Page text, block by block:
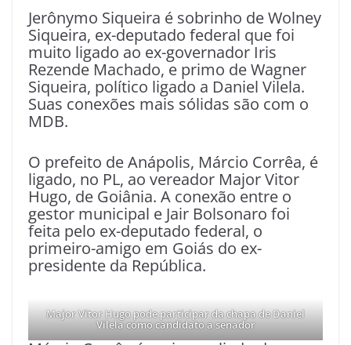
Jerônymo Siqueira é sobrinho de Wolney
Siqueira, ex-deputado federal que foi
muito ligado ao ex-governador Iris
Rezende Machado, e primo de Wagner
Siqueira, político ligado a Daniel Vilela.
Suas conexões mais sólidas são com o
MDB.
O prefeito de Anápolis, Márcio Corrêa, é
ligado, no PL, ao vereador Major Vitor
Hugo, de Goiânia. A conexão entre o
gestor municipal e Jair Bolsonaro foi
feita pelo ex-deputado federal, o
primeiro-amigo em Goiás do ex-
presidente da República.
Major Vitor Hugo pode participar da chapa de Daniel
Vilela como candidato a senador